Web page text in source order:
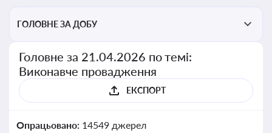
ГОЛОВНЕ ЗА ДОБУ
Головне за 21.04.2026 по темі:
Виконавче провадження
ЕКСПОРТ
Опрацьовано: 14549 джерел